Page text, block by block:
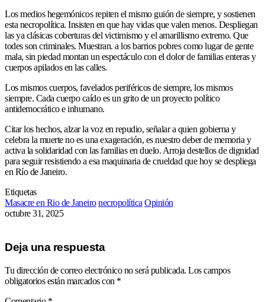
Los medios hegemónicos repiten el mismo guión de siempre, y sostienen
esta necropolítica. Insisten en que hay vidas que valen menos. Despliegan
las ya clásicas coberturas del victimismo y el amarillismo extremo. Que
todes son criminales. Muestran. a los barrios pobres como lugar de gente
mala, sin piedad montan un espectáculo con el dolor de familias enteras y
cuerpos apilados en las calles.
Los mismos cuerpos, favelados periféricos de siempre, los mismos
siempre. Cada cuerpo caído es un grito de un proyecto político
antidemocrático e inhumano.
Citar los hechos, alzar la voz en repudio, señalar a quien gobierna y
celebra la muerte no es una exageración, es nuestro deber de memoria y
activa la solidaridad con las familias en duelo. Arroja destellos de dignidad
para seguir resistiendo a esa maquinaria de crueldad que hoy se despliega
en Río de Janeiro.
Etiquetas
Masacre en Rio de Janeiro necropolítica Opinión
octubre 31, 2025
Deja una respuesta
Tu dirección de correo electrónico no será publicada. Los campos
obligatorios están marcados con *